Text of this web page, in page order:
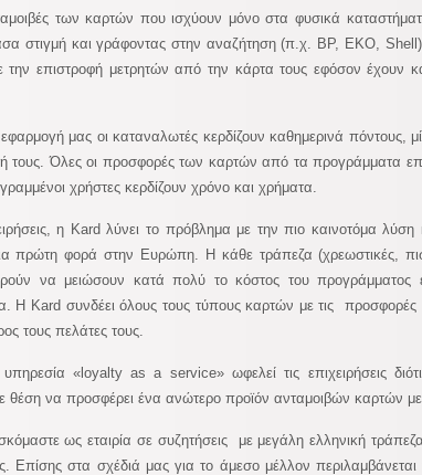
των καρτών που ισχύουν μόνο στα φυσικά
στιγμή και γράφοντας στην αναζήτηση (π.χ. BP, EKO,
την επιστροφή μετρητών από την κάρτα τους εφόσον
μας οι καταναλωτές κερδίζουν καθημερινά πόντους,
τους. Όλες οι προσφορές των καρτών από τα προγράμματα
χρήστες κερδίζουν χρόνο και χρήματα.
η Kard λύνει το πρόβλημα με την πιο καινοτόμα
πρώτη φορά στην Ευρώπη. H κάθε τράπεζα (χρεωστικές,
να μειώσουν κατά πολύ το κόστος του προγράμματος
Η Kard συνδέει όλους τους τύπους καρτών με τις προσφορές
τους πελάτες τους.
«loyalty as a service» ωφελεί τις επιχειρήσεις
θέση να προσφέρει ένα ανώτερο προϊόν ανταμοιβών καρτών
ως εταιρία σε συζητήσεις με μεγάλη ελληνική
Επίσης στα σχέδιά μας για το άμεσο μέλλον